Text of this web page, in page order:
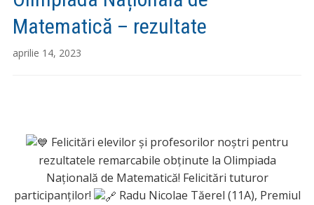
Matematică – rezultate
aprilie 14, 2023
Felicitări elevilor și profesorilor noștri pentru
rezultatele remarcabile obținute la Olimpiada
Națională de Matematică! Felicitări tuturor
participanților!
Radu Nicolae Tăerel (11A), Premiul